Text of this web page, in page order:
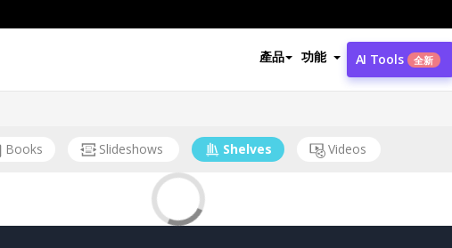
產品 功能 AI Tools 全新
Books Slideshows Shelves Videos